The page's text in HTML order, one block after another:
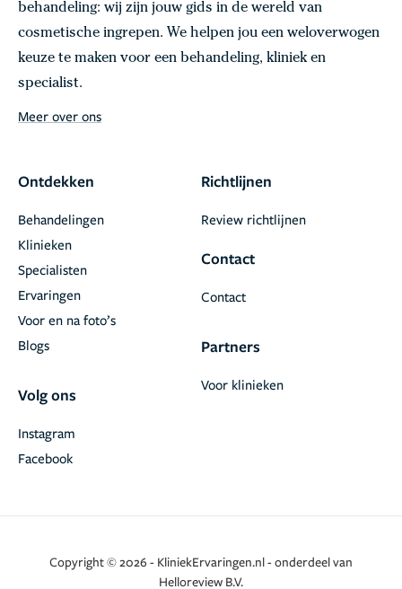
behandeling: wij zijn jouw gids in de wereld van
cosmetische ingrepen. We helpen jou een weloverwogen
keuze te maken voor een behandeling, kliniek en
specialist.
Meer over ons
Ontdekken
Behandelingen
Klinieken
Specialisten
Ervaringen
Voor en na foto’s
Blogs
Volg ons
Facebook
Instagram
Richtlijnen
Review richtlijnen
Contact
Contact
Partners
Voor klinieken
Copyright © 2026 - KliniekErvaringen.nl - onderdeel van
Helloreview B.V.